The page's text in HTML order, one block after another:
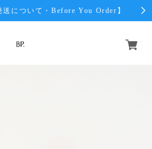
送について・Before You Order】